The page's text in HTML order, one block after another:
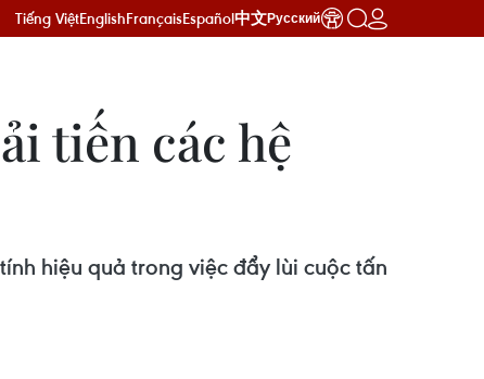
Tiếng ViệtEnglishFrançaisEspañol中文Русский
tiến các hệ
hiệu quả trong việc đẩy lùi cuộc tấn